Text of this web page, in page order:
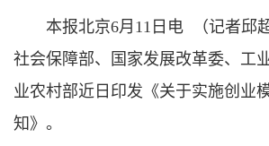
本报北京6月11日电 （记者邱
社会保障部、国家发展改革委、工
业农村部近日印发《关于实施创业
知》。